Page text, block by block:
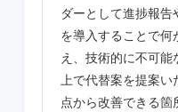
ダーとして進捗報
を導入することで
え、技術的に不可
上で代替案を提案
点から改善できる